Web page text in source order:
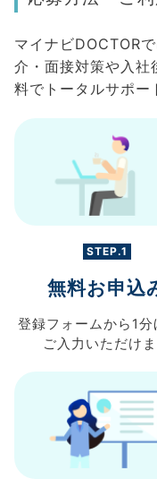
マイナビDOCTOR
介・面接対策や入社
料でトータルサポー
STEP.1
無料お申込
登録フォームから 1
ご入力 いただけ